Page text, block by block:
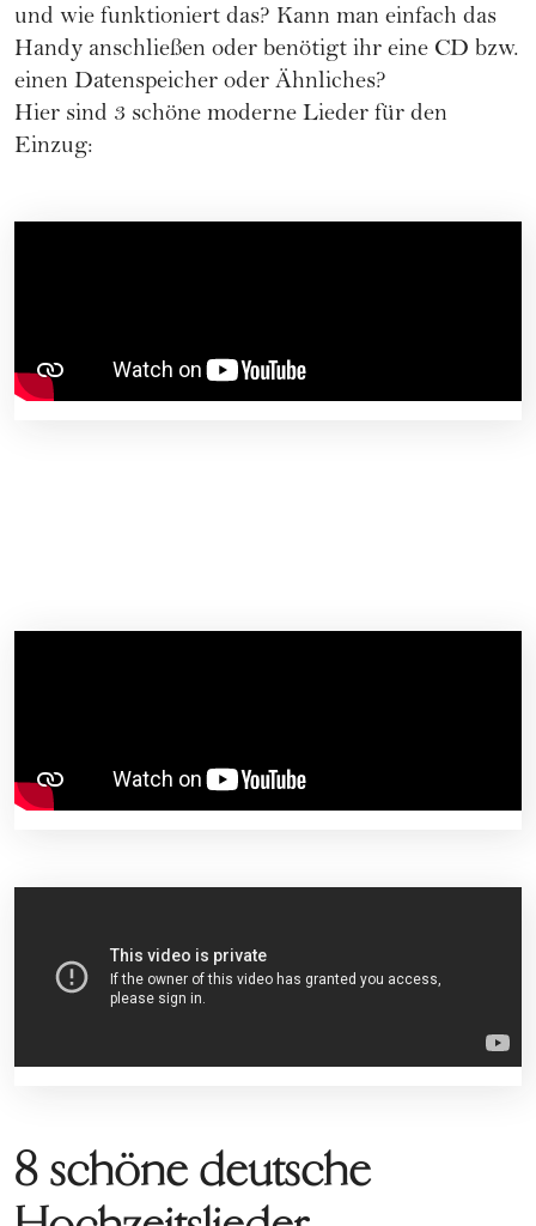
und wie funktioniert das? Kann man einfach das
Handy anschließen oder benötigt ihr eine CD bzw.
einen Datenspeicher oder Ähnliches?
Hier sind 3 schöne moderne Lieder für den
Einzug:
8 schöne deutsche